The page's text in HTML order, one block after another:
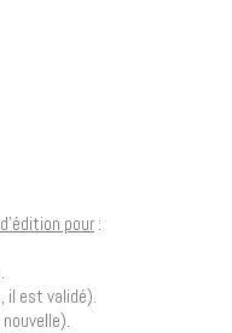
pour :
est validé).